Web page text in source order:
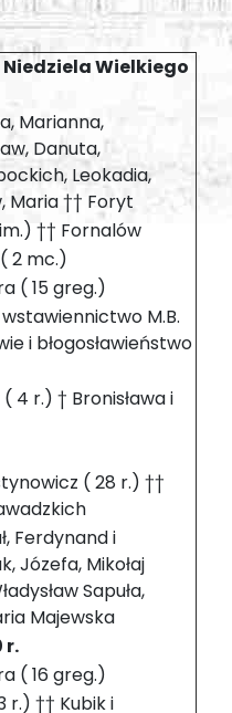
Niedziela Wielkiego
Marianna,
Danuta,
Leokadia,
Maria †† Foryt
†† Fornalów
2 mc.)
( 15 greg.)
M.B.
i błogosławieństwo
4 r.) † Bronisława i
( 28 r.) ††
Ferdynand i
Józefa, Mikołaj
Sapuła,
Majewska
r.
( 16 greg.)
r.) †† Kubik i